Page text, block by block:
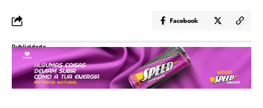
Facebook
Publicidade